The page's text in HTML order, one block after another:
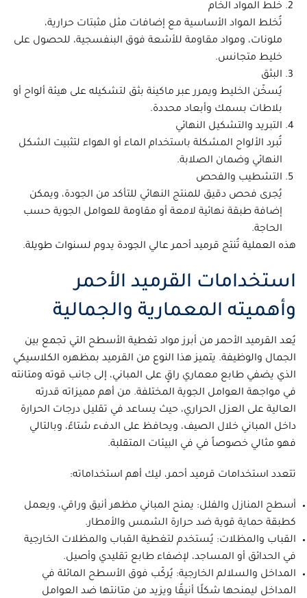
خلط المواد الخام
تُخلط المواد الأساسية مع إضافات مثل مثبتات حرارية،
ملونات، ومواد مقاومة للأشعة فوق البنفسجية، للحصول على
خليط متجانس.
البثق
يُسخّن الخليط ويمرر عبر ماكينة بثق لتشكيله على هيئة ألواح أو
بلاطات بسمك وأبعاد محددة.
التبريد والتشكيل النهائي
تُبرد الألواح المشكلة باستخدام الماء أو الهواء لتثبيت الشكل
النهائي وضمان الصلابة.
التشطيب والفحص
يُجرى فحص دقيق للمنتج النهائي للتأكد من الجودة، ويمكن
إضافة طبقة نهائية لامعة أو مقاومة للعوامل الجوية حسب
الحاجة.
هذه العملية تُنتج قرميد أحمر عالي الجودة يدوم لسنوات طويلة.
استخدامات القرميد الأحمر
وأهميته المعمارية والجمالية
يُعد القرميد الأحمر من أبرز مواد تغطية الأسطح التي تجمع بين
الجمال والوظيفة. يتميز هذا النوع من القرميد بمظهره الكلاسيكي
الذي يضفي طابع معماري راقٍ على المباني، إلى جانب قوته ومتانته
في مواجهة العوامل الجوية المختلفة. من أهم مميزاته قدرته
العالية على العزل الحراري، حيث يساعد في تقليل درجات الحرارة
داخل المباني خلال الصيف، ويحافظ على الدفء شتاءً، وبالتالي
فهو مثالي خصوصاً في في البيئات المتقلبة.
تتعدد استخدامات قرميد أحمر، ليك أهم استخداماته:
أسطح المنازل والفلل: يمنح المباني مظهر أنيق وراقي، ويعمل
كطبقة حماية قوية ضد حرارة الشمس والأمطار.
القباب والمظلات: يُستخدم لتغطية القباب والمظلات الخارجية
في الحدائق أو المساجد، لإضفاء طابع تقليدي وأصيل.
المداخل والسلالم الخارجية: يُركّب فوق الأسطح المائلة في
المداخل ليمنحها شكلًا أنيقًا ويزيد من متانتها ضد العوامل